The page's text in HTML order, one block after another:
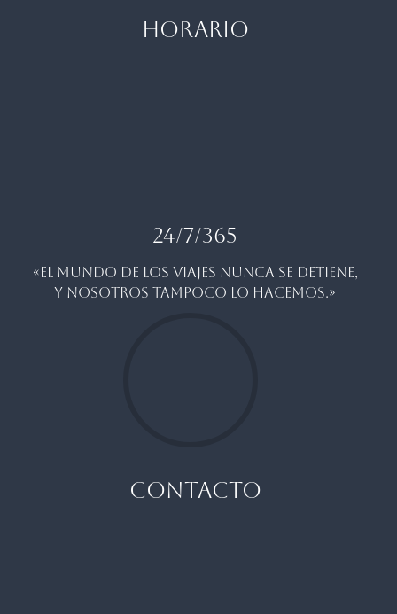
HORARIO
24/7/365
«EL MUNDO DE LOS VIAJES NUNCA SE DETIENE,
Y NOSOTROS TAMPOCO LO HACEMOS.»
CONTACTO